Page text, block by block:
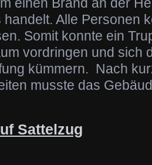
Alle Personen
Somit konnte ein
vordringen und sich
kümmern. Nach
musste das
Sattelzug